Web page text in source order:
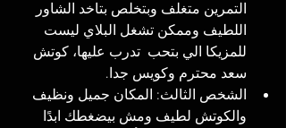
التمرين متغلف وبتخلص بتاخد الشاور
اللطيف وممكن تشغل البلاي ليست
للمزيكا الي بتحب  تدرب عليها، كوتش
سعد محترم وكويس جدا.
الشخص الثالث: المكان جميل ونظيف
والكوتش لطيف ومش بيضغطك ابدًا